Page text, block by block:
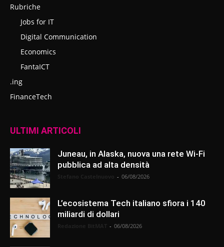
Rubriche
Jobs for IT
Digital Communication
Economics
FantaICT
.ing
FinanceTech
ULTIMI ARTICOLI
Juneau, in Alaska, nuova una rete Wi-Fi
pubblica ad alta densità
- 06/08/2026
L’ecosistema Tech italiano sfiora i 140
miliardi di dollari
- 06/08/2026